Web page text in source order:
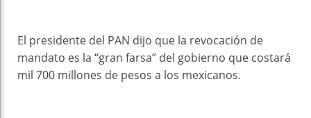
El presidente del PAN dijo que la revocación de
mandato es la “gran farsa” del gobierno que costará
mil 700 millones de pesos a los mexicanos.